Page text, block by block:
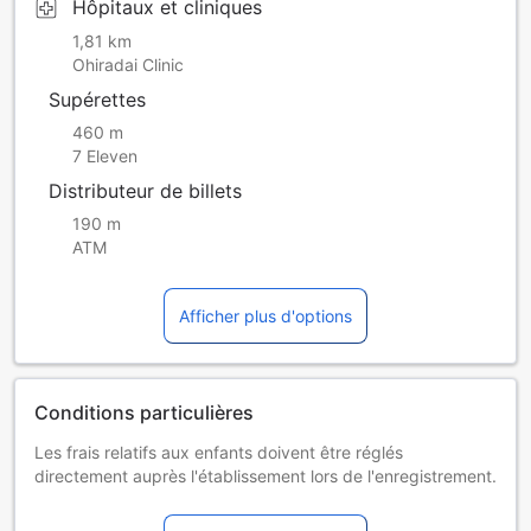
Hôpitaux et cliniques
1,81 km
Ohiradai Clinic
Supérettes
460 m
7 Eleven
Distributeur de billets
190 m
ATM
Afficher plus d'options
Conditions particulières
Les frais relatifs aux enfants doivent être réglés
directement auprès l'établissement lors de l'enregistrement.
doivent s'enregistrer avant 18h. Dans le cas contraire, le